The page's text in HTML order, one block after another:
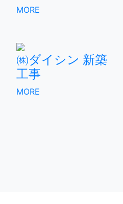
MORE
㈱ダイシン 新築
工事
MORE